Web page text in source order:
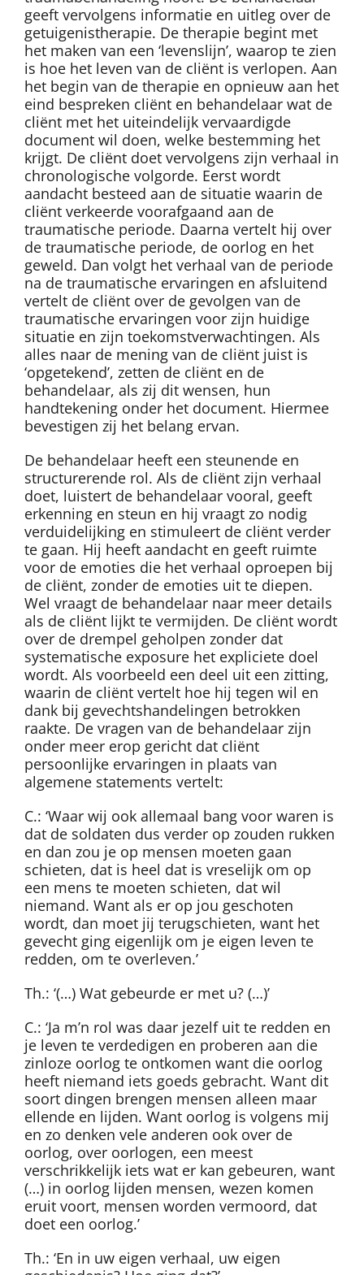
geeft vervolgens informatie en uitleg over de
getuigenistherapie. De therapie begint met
het maken van een ‘levenslijn’, waarop te zien
is hoe het leven van de cliënt is verlopen. Aan
het begin van de therapie en opnieuw aan het
eind bespreken cliënt en behandelaar wat de
cliënt met het uiteindelijk vervaardigde
document wil doen, welke bestemming het
krijgt. De cliënt doet vervolgens zijn verhaal in
chronologische volgorde. Eerst wordt
aandacht besteed aan de situatie waarin de
cliënt verkeerde voorafgaand aan de
traumatische periode. Daarna vertelt hij over
de traumatische periode, de oorlog en het
geweld. Dan volgt het verhaal van de periode
na de traumatische ervaringen en afsluitend
vertelt de cliënt over de gevolgen van de
traumatische ervaringen voor zijn huidige
situatie en zijn toekomstverwachtingen. Als
alles naar de mening van de cliënt juist is
‘opgetekend’, zetten de cliënt en de
behandelaar, als zij dit wensen, hun
handtekening onder het document. Hiermee
bevestigen zij het belang ervan.
De behandelaar heeft een steunende en
structurerende rol. Als de cliënt zijn verhaal
doet, luistert de behandelaar vooral, geeft
erkenning en steun en hij vraagt zo nodig
verduidelijking en stimuleert de cliënt verder
te gaan. Hij heeft aandacht en geeft ruimte
voor de emoties die het verhaal oproepen bij
de cliënt, zonder de emoties uit te diepen.
Wel vraagt de behandelaar naar meer details
als de cliënt lijkt te vermijden. De cliënt wordt
over de drempel geholpen zonder dat
systematische exposure het expliciete doel
wordt. Als voorbeeld een deel uit een zitting,
waarin de cliënt vertelt hoe hij tegen wil en
dank bij gevechtshandelingen betrokken
raakte. De vragen van de behandelaar zijn
onder meer erop gericht dat cliënt
persoonlijke ervaringen in plaats van
algemene statements vertelt:
C.: ‘Waar wij ook allemaal bang voor waren is
dat de soldaten dus verder op zouden rukken
en dan zou je op mensen moeten gaan
schieten, dat is heel dat is vreselijk om op
een mens te moeten schieten, dat wil
niemand. Want als er op jou geschoten
wordt, dan moet jij terugschieten, want het
gevecht ging eigenlijk om je eigen leven te
redden, om te overleven.’
Th.: ‘(…) Wat gebeurde er met u? (…)’
C.: ‘Ja m’n rol was daar jezelf uit te redden en
je leven te verdedigen en proberen aan die
zinloze oorlog te ontkomen want die oorlog
heeft niemand iets goeds gebracht. Want dit
soort dingen brengen mensen alleen maar
ellende en lijden. Want oorlog is volgens mij
en zo denken vele anderen ook over de
oorlog, over oorlogen, een meest
verschrikkelijk iets wat er kan gebeuren, want
(…) in oorlog lijden mensen, wezen komen
eruit voort, mensen worden vermoord, dat
doet een oorlog.’
Th.: ‘En in uw eigen verhaal, uw eigen